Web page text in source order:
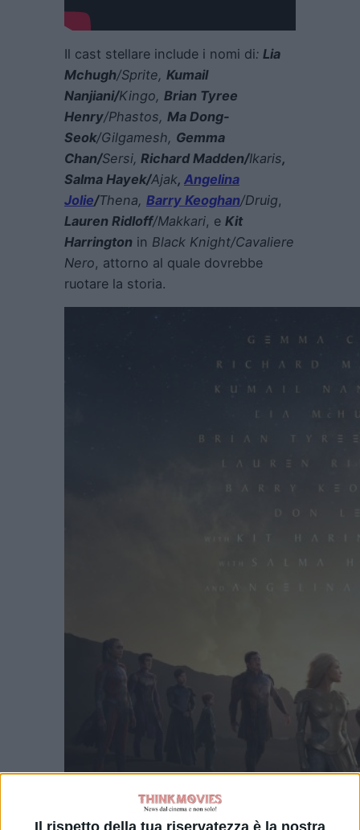
Il cast stellare include i nomi di: Lia
Mchugh/Sprite, Kumail
Nanjiani/Kingo, Brian Tyree
Henry/Phastos, Ma Dong-
Seok/Gilgamesh, Gemma
Chan/Sersi, Richard Madden/Ikaris,
Salma Hayek/Ajak, Angelina
Jolie/Thena, Barry Keoghan/Druig,
Lauren Ridloff/Makkari, e Kit
Harrington in Black Knight/Cavaliere
Nero, attorno al quale dovrebbe
ruotare la storia.